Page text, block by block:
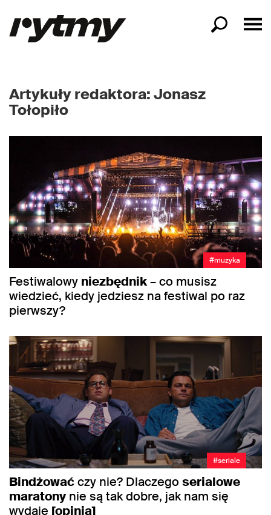
Artykuły redaktora: Jonasz
Tołopiło
#muzyka
Festiwalowy niezbędnik– co musisz
wiedzieć, kiedy jedziesz na festiwal po raz
pierwszy?
#seriale
Bindżowaćczy nie? Dlaczegoserialowe
maratony nie są tak dobre, jak nam się
wydaje [opinia]